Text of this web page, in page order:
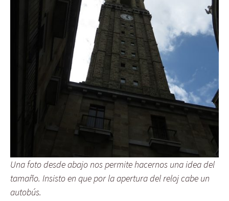
Una foto desde abajo nos permite hacernos una idea del
tamaño. Insisto en que por la apertura del reloj cabe un
autobús.